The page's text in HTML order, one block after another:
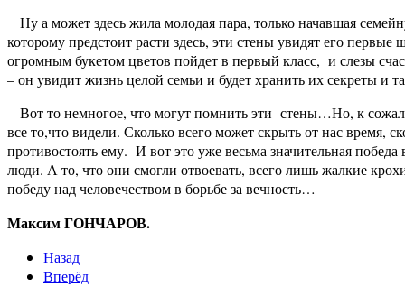
Ну а может здесь жила молодая пара, только начавшая
которому предстоит расти здесь, эти стены увидят его
огромным букетом цветов пойдет в первый класс, и слезы
– он увидит жизнь целой семьи и будет хранить их секреты и
Вот то немногое, что могут помнить эти стены…Но, к
все то,что видели. Сколько всего может скрыть от нас время,
противостоять ему. И вот это уже весьма значительная
люди. А то, что они смогли отвоевать, всего лишь жалкие
победу над человечеством в борьбе за вечность…
Максим ГОНЧАРОВ.
Назад
Вперёд